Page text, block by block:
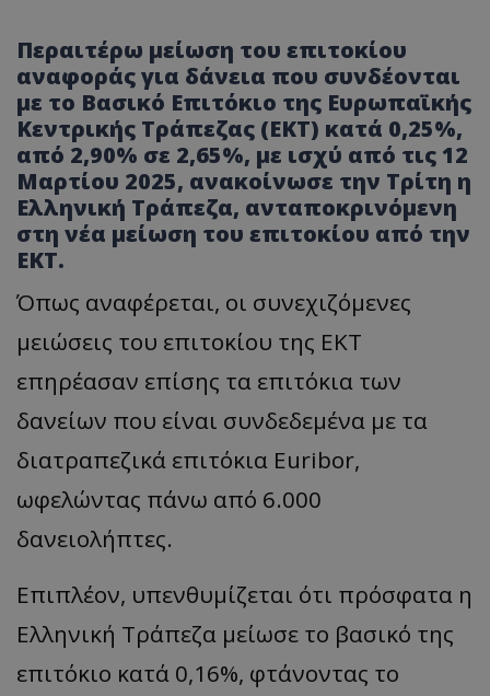
Περαιτέρω μείωση του επιτοκίου
αναφοράς για δάνεια που συνδέονται
με το Βασικό Επιτόκιο της Ευρωπαϊκής
Κεντρικής Τράπεζας (ΕΚΤ) κατά 0,25%,
από 2,90% σε 2,65%, με ισχύ από τις 12
Μαρτίου 2025, ανακοίνωσε την Τρίτη η
Ελληνική Τράπεζα, ανταποκρινόμενη
στη νέα μείωση του επιτοκίου από την
ΕΚΤ.
Όπως αναφέρεται, οι συνεχιζόμενες
μειώσεις του επιτοκίου της ΕΚΤ
επηρέασαν επίσης τα επιτόκια των
δανείων που είναι συνδεδεμένα με τα
διατραπεζικά επιτόκια Euribor,
ωφελώντας πάνω από 6.000
δανειολήπτες.
Επιπλέον, υπενθυμίζεται ότι πρόσφατα η
Ελληνική Τράπεζα μείωσε το βασικό της
επιτόκιο κατά 0,16%, φτάνοντας το